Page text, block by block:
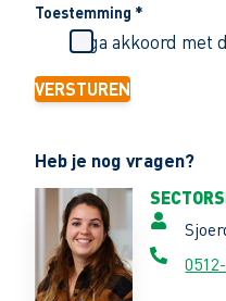
Toestemming *
Ik ga akkoord met
VERSTUREN
Heb je nog vragen?